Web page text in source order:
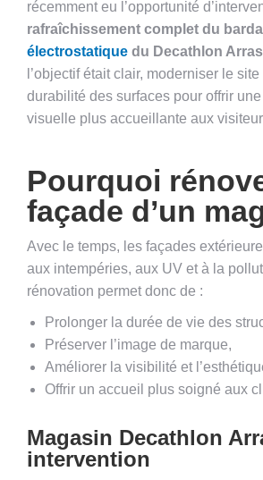
récemment eu l’opportunité
rafraîchissement complet du
électrostatique du Decathlon Arras
l’objectif était clair, moderniser le
durabilité des surfaces pour offrir
visuelle plus accueillante aux
Pourquoi
façade d’un
Avec le temps, les façades
aux intempéries, aux UV et à la
rénovation permet donc de :
Prolonger la durée de vie des
Préserver l’image de marque,
Améliorer la visibilité et
Offrir un accueil plus soigné aux
Magasin Decathlon
intervention